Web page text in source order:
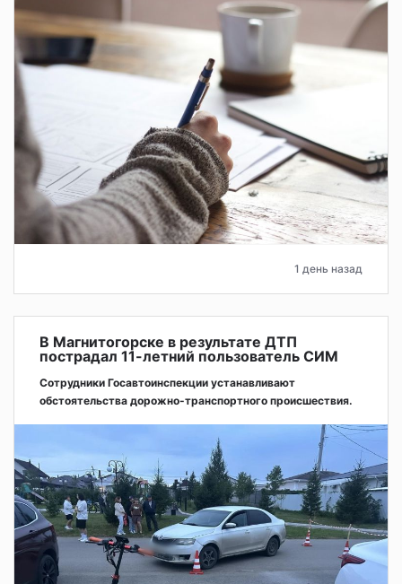
1 день назад
В Магнитогорске в результате ДТП
пострадал 11-летний пользователь СИМ
Сотрудники Госавтоинспекции устанавливают
обстоятельства дорожно-транспортного происшествия.